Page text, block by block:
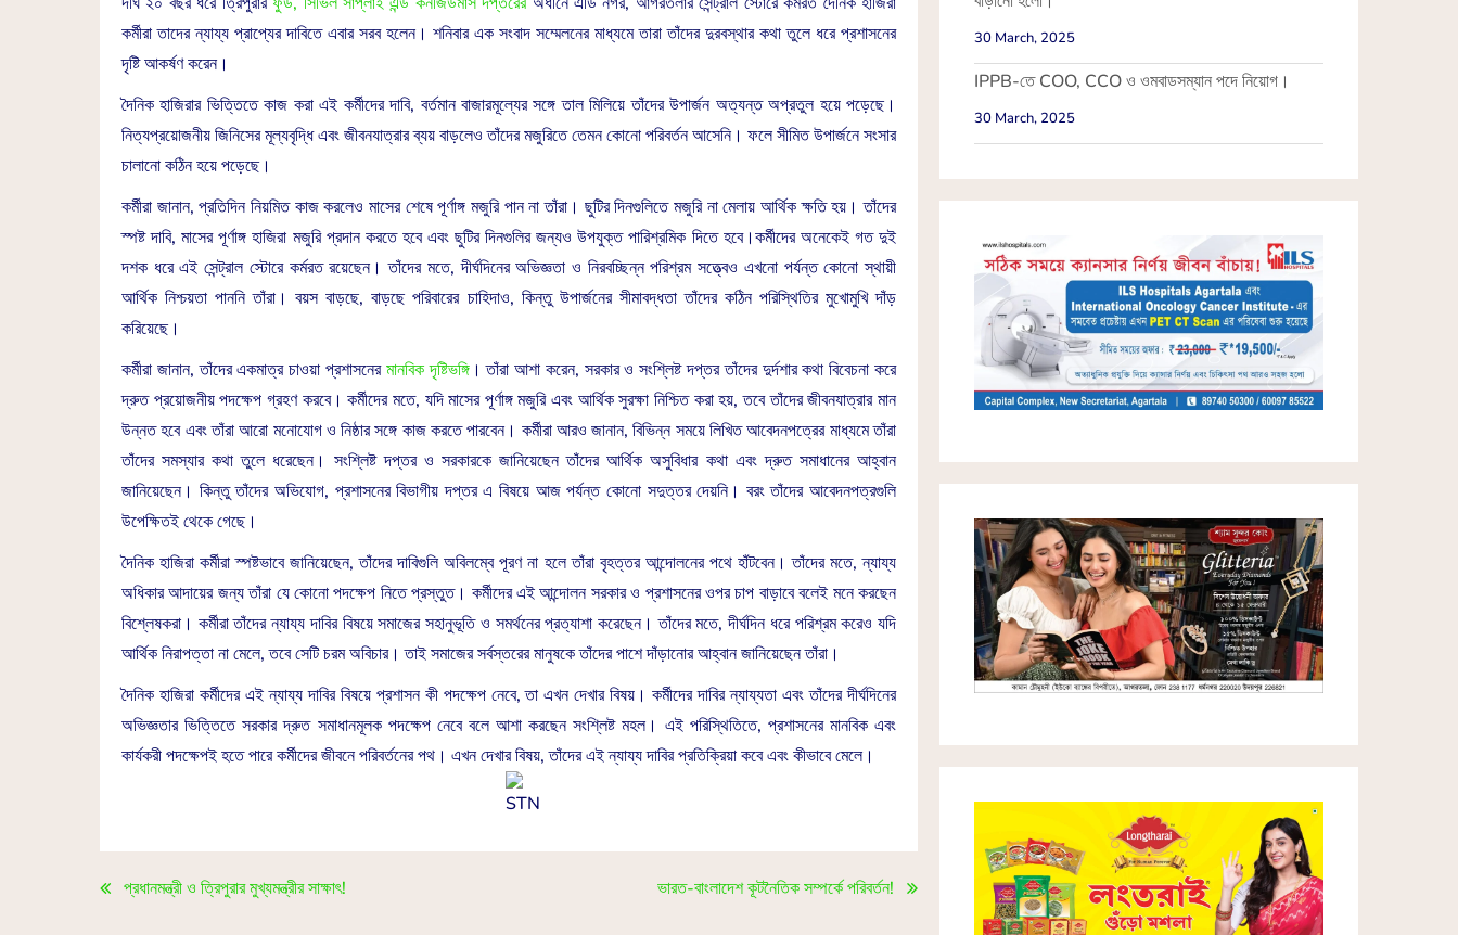
কর্মীরা তাদের ন্যায্য প্রাপ্যের দাবিতে এবার সরব হলেন। শনিবার এক সংবাদ সম্মেলনের মাধ্যমে তারা তাঁদের দুরবস্থার কথা তুলে ধরে প্রশাসনের
দৃষ্টি আকর্ষণ করেন।
দৈনিক হাজিরার ভিত্তিতে কাজ করা এই কর্মীদের দাবি, বর্তমান বাজারমূল্যের সঙ্গে তাল মিলিয়ে তাঁদের উপার্জন অত্যন্ত অপ্রতুল হয়ে পড়েছে।
নিত্যপ্রয়োজনীয় জিনিসের মূল্যবৃদ্ধি এবং জীবনযাত্রার ব্যয় বাড়লেও তাঁদের মজুরিতে তেমন কোনো পরিবর্তন আসেনি। ফলে সীমিত উপার্জনে সংসার
চালানো কঠিন হয়ে পড়েছে।
কর্মীরা জানান, প্রতিদিন নিয়মিত কাজ করলেও মাসের শেষে পূর্ণাঙ্গ মজুরি পান না তাঁরা। ছুটির দিনগুলিতে মজুরি না মেলায় আর্থিক ক্ষতি হয়। তাঁদের
স্পষ্ট দাবি, মাসের পূর্ণাঙ্গ হাজিরা মজুরি প্রদান করতে হবে এবং ছুটির দিনগুলির জন্যও উপযুক্ত পারিশ্রমিক দিতে হবে।কর্মীদের অনেকেই গত দুই
দশক ধরে এই সেন্ট্রাল স্টোরে কর্মরত রয়েছেন। তাঁদের মতে, দীর্ঘদিনের অভিজ্ঞতা ও নিরবচ্ছিন্ন পরিশ্রম সত্ত্বেও এখনো পর্যন্ত কোনো স্থায়ী
আর্থিক নিশ্চয়তা পাননি তাঁরা। বয়স বাড়ছে, বাড়ছে পরিবারের চাহিদাও, কিন্তু উপার্জনের সীমাবদ্ধতা তাঁদের কঠিন পরিস্থিতির মুখোমুখি দাঁড়
করিয়েছে।
কর্মীরা জানান, তাঁদের একমাত্র চাওয়া প্রশাসনেরমানবিক দৃষ্টিভঙ্গি। তাঁরা আশা করেন, সরকার ও সংশ্লিষ্ট দপ্তর তাঁদের দুর্দশার কথা বিবেচনা করে
দ্রুত প্রয়োজনীয় পদক্ষেপ গ্রহণ করবে। কর্মীদের মতে, যদি মাসের পূর্ণাঙ্গ মজুরি এবং আর্থিক সুরক্ষা নিশ্চিত করা হয়, তবে তাঁদের জীবনযাত্রার মান
উন্নত হবে এবং তাঁরা আরো মনোযোগ ও নিষ্ঠার সঙ্গে কাজ করতে পারবেন। কর্মীরা আরও জানান, বিভিন্ন সময়ে লিখিত আবেদনপত্রের মাধ্যমে তাঁরা
তাঁদের সমস্যার কথা তুলে ধরেছেন। সংশ্লিষ্ট দপ্তর ও সরকারকে জানিয়েছেন তাঁদের আর্থিক অসুবিধার কথা এবং দ্রুত সমাধানের আহ্বান
জানিয়েছেন। কিন্তু তাঁদের অভিযোগ, প্রশাসনের বিভাগীয় দপ্তর এ বিষয়ে আজ পর্যন্ত কোনো সদুত্তর দেয়নি। বরং তাঁদের আবেদনপত্রগুলি
উপেক্ষিতই থেকে গেছে।
দৈনিক হাজিরা কর্মীরা স্পষ্টভাবে জানিয়েছেন, তাঁদের দাবিগুলি অবিলম্বে পূরণ না হলে তাঁরা বৃহত্তর আন্দোলনের পথে হাঁটবেন। তাঁদের মতে, ন্যায্য
অধিকার আদায়ের জন্য তাঁরা যে কোনো পদক্ষেপ নিতে প্রস্তুত। কর্মীদের এই আন্দোলন সরকার ও প্রশাসনের ওপর চাপ বাড়াবে বলেই মনে করছেন
বিশ্লেষকরা। কর্মীরা তাঁদের ন্যায্য দাবির বিষয়ে সমাজের সহানুভূতি ও সমর্থনের প্রত্যাশা করেছেন। তাঁদের মতে, দীর্ঘদিন ধরে পরিশ্রম করেও যদি
আর্থিক নিরাপত্তা না মেলে, তবে সেটি চরম অবিচার। তাই সমাজের সর্বস্তরের মানুষকে তাঁদের পাশে দাঁড়ানোর আহ্বান জানিয়েছেন তাঁরা।
দৈনিক হাজিরা কর্মীদের এই ন্যায্য দাবির বিষয়ে প্রশাসন কী পদক্ষেপ নেবে, তা এখন দেখার বিষয়। কর্মীদের দাবির ন্যায্যতা এবং তাঁদের দীর্ঘদিনের
অভিজ্ঞতার ভিত্তিতে সরকার দ্রুত সমাধানমূলক পদক্ষেপ নেবে বলে আশা করছেন সংশ্লিষ্ট মহল। এই পরিস্থিতিতে, প্রশাসনের মানবিক এবং
কার্যকরী পদক্ষেপই হতে পারে কর্মীদের জীবনে পরিবর্তনের পথ। এখন দেখার বিষয়, তাঁদের এই ন্যায্য দাবির প্রতিক্রিয়া কবে এবং কীভাবে মেলে।
প্রধানমন্ত্রী ও ত্রিপুরার মুখ্যমন্ত্রীর সাক্ষাৎ! ভারত-বাংলাদেশ কূটনৈতিক সম্পর্কে পরিবর্তন!
30 March, 2025
IPPB-তে COO, CCO ও ওমবাডসম্যান পদে নিয়োগ।
30 March, 2025